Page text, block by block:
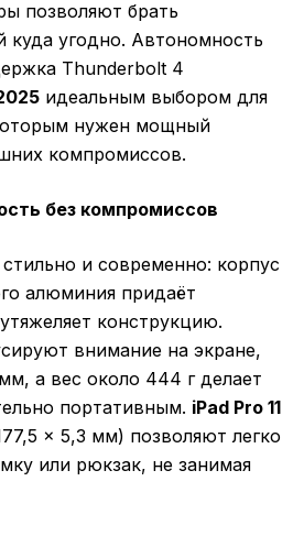
позволяют брать
куда угодно. Автономность
Thunderbolt 4
идеальным выбором для
нужен мощный
компромиссов.
без компромиссов
и современно: корпус
алюминия придаёт
конструкцию.
внимание на экране,
а вес около 444 г делает
портативным. iPad Pro 11
× 5,3 мм) позволяют легко
или рюкзак, не занимая